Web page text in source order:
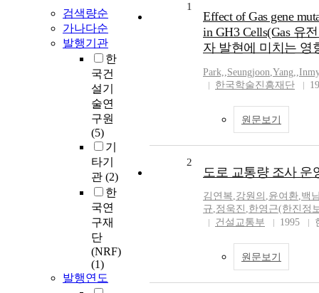
검색량순
가나다순
발행기관
한
국건
설기
술연
구원
(5)
기
타기
관 (2)
한
국연
구재
단
(NRF)
(1)
발행연도
1
Effect of Gas gene
in GH3 Cells(Gas 유
자 발현에 미치는 영
Park,,Seungjoon,Yang,,
한국학술진흥재단
원문보기
2
도로 교통량 조사 운
김연복,강원의 ,윤여환,백
규,정욱진 ,한영근(한진정
건설교통부
1995
원문보기